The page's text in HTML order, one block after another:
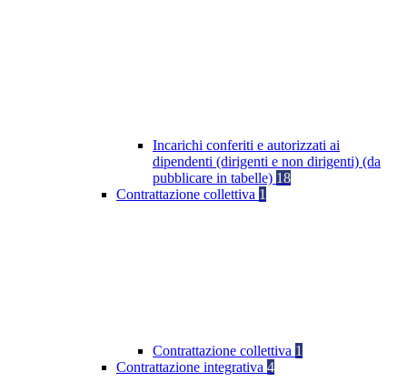
Incarichi conferiti e autorizzati ai
dipendenti (dirigenti e non dirigenti) (da
pubblicare in tabelle) 18
Contrattazione collettiva 1
Contrattazione collettiva 1
Contrattazione integrativa 4